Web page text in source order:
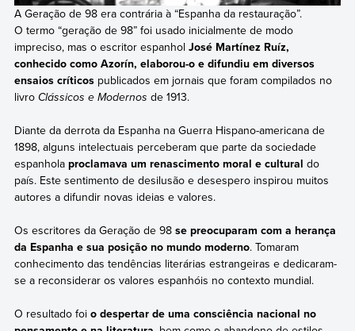
A Geração de 98 era contrária à “Espanha da restauração”.
O termo “geração de 98” foi usado inicialmente de modo
impreciso, mas o escritor espanhol José Martínez Ruíz,
conhecido como Azorín, elaborou-o e difundiu em diversos
ensaios críticospublicados em jornais que foram compilados no
livro Clássicos e Modernos de 1913.
Diante da derrota da Espanha na Guerra Hispano-americana de
1898, alguns intelectuais perceberam que parte da sociedade
espanholaproclamava um renascimento moral e cultural do
país. Este sentimento de desilusão e desespero inspirou muitos
autores a difundir novas ideias e valores.
Os escritores da Geração de 98 se preocuparam com a herança
da Espanha e sua posição no mundo moderno. Tomaram
conhecimento das tendências literárias estrangeiras e dedicaram-
se a reconsiderar os valores espanhóis no contexto mundial.
O resultado foi o despertar de uma consciência nacional no